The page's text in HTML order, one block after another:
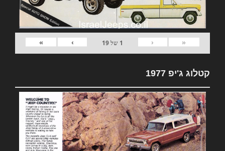
«
‹
1 של19
›
»
קטלוג ג'יפ 1977